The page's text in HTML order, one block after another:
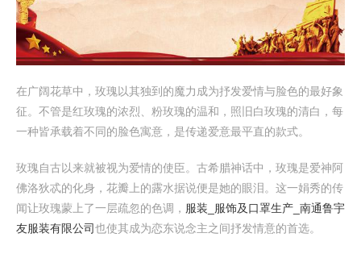
在广阔花草中，玫瑰以其独到的魔力成为抒发爱情与脸色的最好象
征。不管是红玫瑰的浓烈、粉玫瑰的温和，照旧白玫瑰的清白，每
一种皆承载着不同的脸色寓意，是传递爱意最平直的款式。
玫瑰自古以来就被视为爱情的使臣。古希腊神话中，玫瑰是爱神阿
佛洛狄忒的化身，花瓣上的露水据说便是她的眼泪。这一娟秀的传
闻让玫瑰蒙上了一层疏忽的色调， 服装_服饰及口罩生产_南通鲁宇
友服装有限公司也使其成为恋东说念主之间抒发情意的首选。